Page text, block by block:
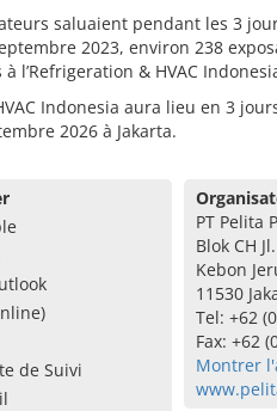
saluaient pendant les 3
2023, environ 238
l’Refrigeration & HVAC
Indonesia aura lieu en 3
2026 à Jakarta.
de Suivi
PT Pelita
Blok CH
Kebon
11530
Tel: +62
Fax: +62
Montrer